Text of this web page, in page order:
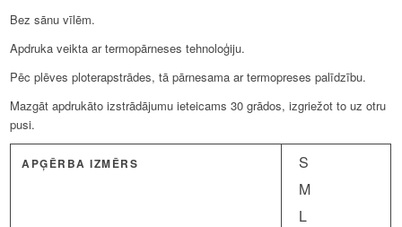
Bez sānu vīlēm.
Apdruka veikta ar termopārneses tehnoloģiju.
Pēc plēves ploterapstrādes, tā pārnesama ar termopreses palīdzību.
Mazgāt apdrukāto izstrādājumu ieteicams 30 grādos, izgriežot to uz otru
pusi.
APĢĒRBA IZMĒRS
S
M
L